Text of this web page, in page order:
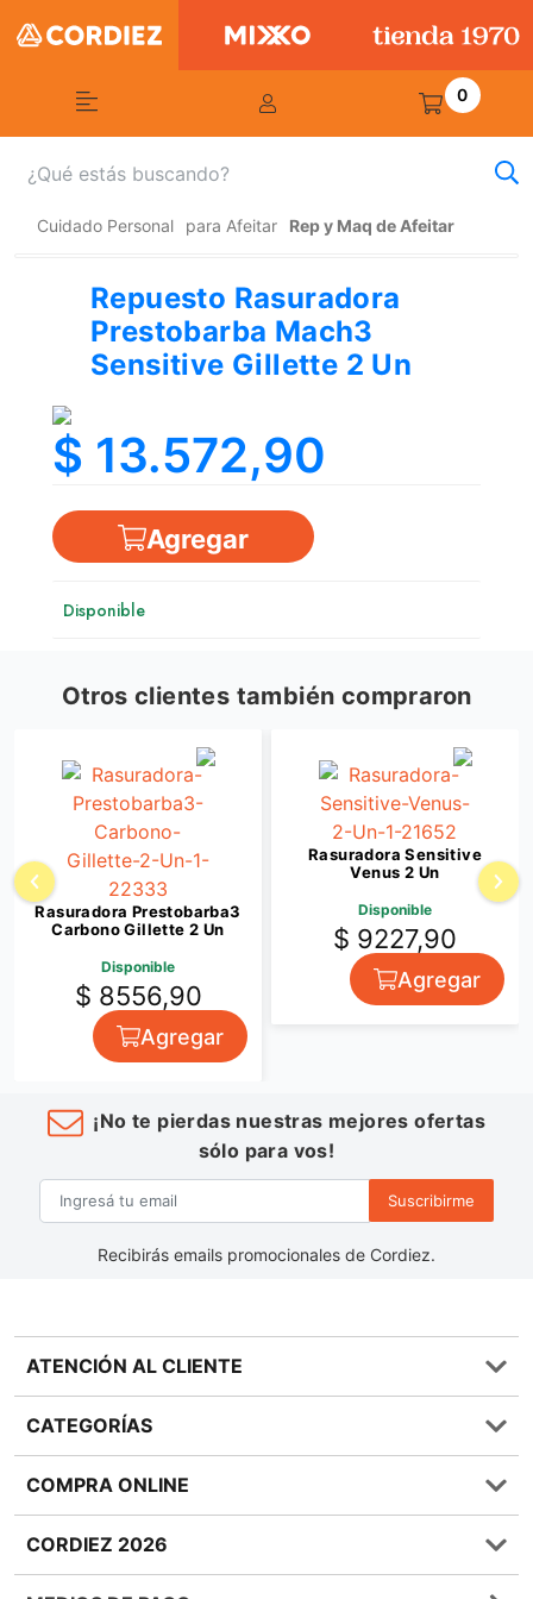
0
Cuidado Personal para Afeitar Rep y Maq de Afeitar
Repuesto Rasuradora
Prestobarba Mach3
Sensitive Gillette 2 Un
$ 13.572,90
Agregar
Disponible
Otros clientes también compraron
Rasuradora Prestobarba3
Carbono Gillette 2 Un
Disponible
$ 8556,90
Agregar
Rasuradora Sensitive
Venus 2 Un
Disponible
$ 9227,90
Agregar
¡No te pierdas nuestras mejores ofertas
sólo para vos!
Suscribirme
Recibirás emails promocionales de Cordiez.
ATENCIÓN AL CLIENTE
Preguntas frecuentes
0810 555 1970
Términos y condiciones
Política de Devoluciones
Bases y Condiciones de Sorteos
CATEGORÍAS
Bebidas
Lácteos
COMPRA ONLINE
Métodos de entrega
CORDIEZ 2026